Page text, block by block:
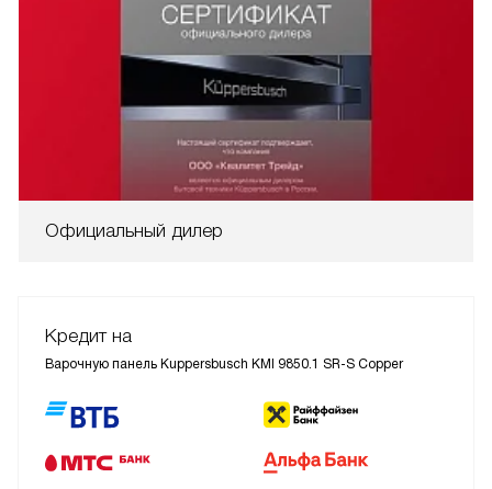
Официальный дилер
Кредит на
Варочную панель Kuppersbusch KMI 9850.1 SR-S Copper